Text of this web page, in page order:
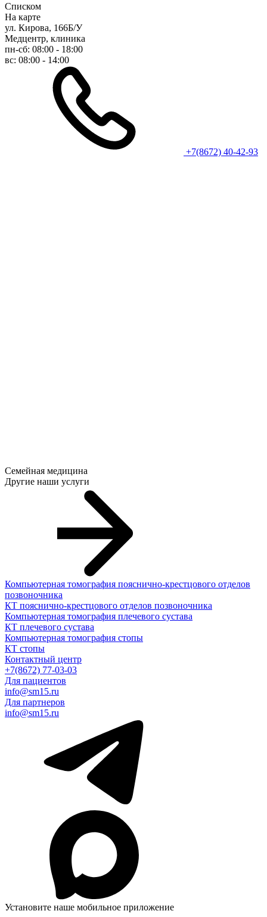
Списком
На карте
ул. Кирова, 166Б/У
Медцентр, клиника
пн-сб: 08:00 - 18:00
вс: 08:00 - 14:00
+7(8672) 40-42-93
Семейная медицина
Другие наши услуги
Компьютерная томография пояснично-крестцового отделов
позвоночника
КТ пояснично-крестцового отделов позвоночника
Компьютерная томография плечевого сустава
КТ плечевого сустава
Компьютерная томография стопы
КТ стопы
Контактный центр
+7(8672) 77-03-03
Для пациентов
info@sm15.ru
Для партнеров
info@sm15.ru
Установите наше мобильное приложение